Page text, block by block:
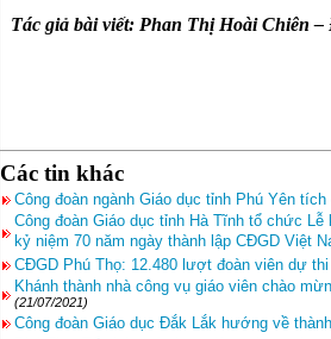
Tác giả bài viết: Phan Thị Hoài Chiên
Các tin khác
Công đoàn ngành Giáo dục tỉnh Phú Yên
Công đoàn Giáo dục tỉnh Hà Tĩnh tổ chức
kỷ niệm 70 năm ngày thành lập CĐGD Việt
CĐGD Phú Thọ: 12.480 lượt đoàn viên dự
Khánh thành nhà công vụ giáo viên chào
(21/07/2021)
Công đoàn Giáo dục Đắk Lắk hướng về